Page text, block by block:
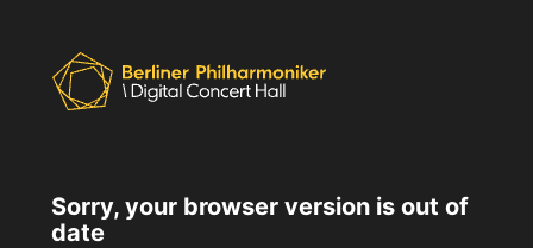
Sorry, your browser version is out of
date